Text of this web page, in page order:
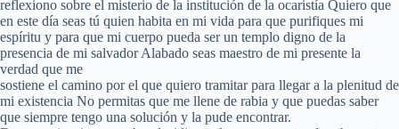
reflexiono sobre el misterio de la institución de la ocaristía Quiero que
en este día seas tú quien habita en mi vida para que purifiques mi
espíritu y para que mi cuerpo pueda ser un templo digno de la
presencia de mi salvador Alabado seas maestro de mi presente la
verdad que me
sostiene el camino por el que quiero tramitar para llegar a la plenitud de
mi existencia No permitas que me llene de rabia y que puedas saber
que siempre tengo una solución y la pude encontrar.